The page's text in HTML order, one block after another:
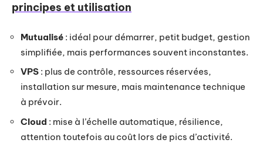
principes et utilisation
Mutualisé : idéal pour démarrer, petit budget, gestion
simplifiée, mais performances souvent inconstantes.
VPS : plus de contrôle, ressources réservées,
installation sur mesure, mais maintenance technique
à prévoir.
Cloud : mise à l’échelle automatique, résilience,
attention toutefois au coût lors de pics d’activité.